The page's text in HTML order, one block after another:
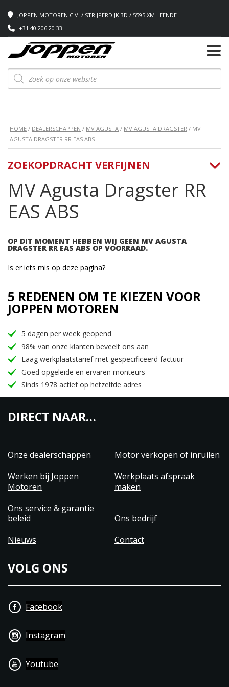
JOPPEN MOTOREN C.V. / STRIJPERDIJK 3D / 5595 XM LEENDE
+31 40 206 20 33
Producten
zoeken
HOME / DEALERSCHAPPEN / MV AGUSTA / MV AGUSTA DRAGSTER / MV
AGUSTA DRAGSTER RR EAS ABS
MV Agusta Dragster RR
EAS ABS
OP DIT MOMENT HEBBEN WIJ GEEN MV AGUSTA
DRAGSTER RR EAS ABS OP VOORRAAD.
ZOEKOPDRACHT VERFIJNEN
Is er iets mis op deze pagina?
5 REDENEN OM TE KIEZEN VOOR
JOPPEN MOTOREN
5 dagen per week geopend
98% van onze klanten beveelt ons aan
Laag werkplaatstarief met gespecificeerd factuur
Goed opgeleide en ervaren monteurs
Sinds 1978 actief op hetzelfde adres
DIRECT NAAR…
Onze dealerschappen
Motor verkopen of inruilen
Werken bij Joppen
Motoren
Werkplaats afspraak
maken
Ons service & garantie
beleid
Ons bedrijf
Nieuws
Contact
VOLG ONS
Facebook
Instagram
Youtube